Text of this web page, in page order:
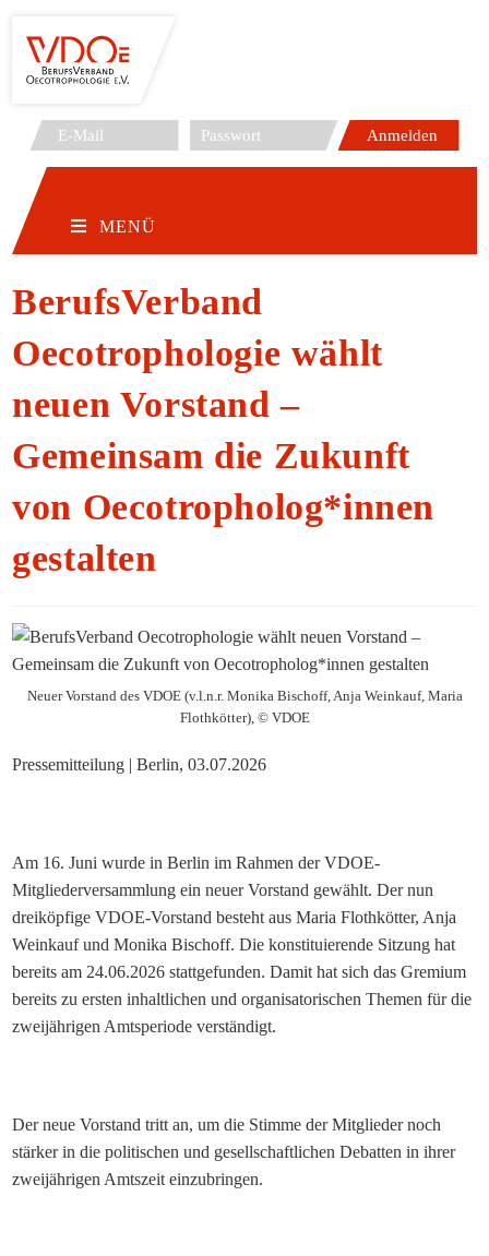
Inhalt
springen
MENÜ
BerufsVerband
Oecotrophologie wählt
neuen Vorstand –
Gemeinsam die Zukunft
von Oecotropholog*innen
gestalten
Neuer Vorstand des VDOE (v.l.n.r. Monika Bischoff, Anja Weinkauf, Maria
Flothkötter), © VDOE
Pressemitteilung | Berlin, 03.07.2026
Am 16. Juni wurde in Berlin im Rahmen der VDOE-
Mitgliederversammlung ein neuer Vorstand gewählt. Der nun
dreiköpfige VDOE-Vorstand besteht aus Maria Flothkötter, Anja
Weinkauf und Monika Bischoff. Die konstituierende Sitzung hat
bereits am 24.06.2026 stattgefunden. Damit hat sich das Gremium
bereits zu ersten inhaltlichen und organisatorischen Themen für die
zweijährigen Amtsperiode verständigt.
Der neue Vorstand tritt an, um die Stimme der Mitglieder noch
stärker in die politischen und gesellschaftlichen Debatten in ihrer
zweijährigen Amtszeit einzubringen.